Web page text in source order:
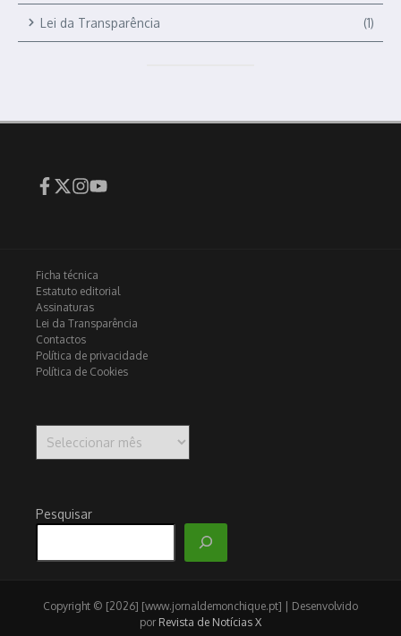
Lei da Transparência (1)
Ficha técnica
Estatuto editorial
Assinaturas
Lei da Transparência
Contactos
Política de privacidade
Política de Cookies
Pesquisar
Copyright © [2026] [www.jornaldemonchique.pt] | Desenvolvido
por Revista de Notícias X